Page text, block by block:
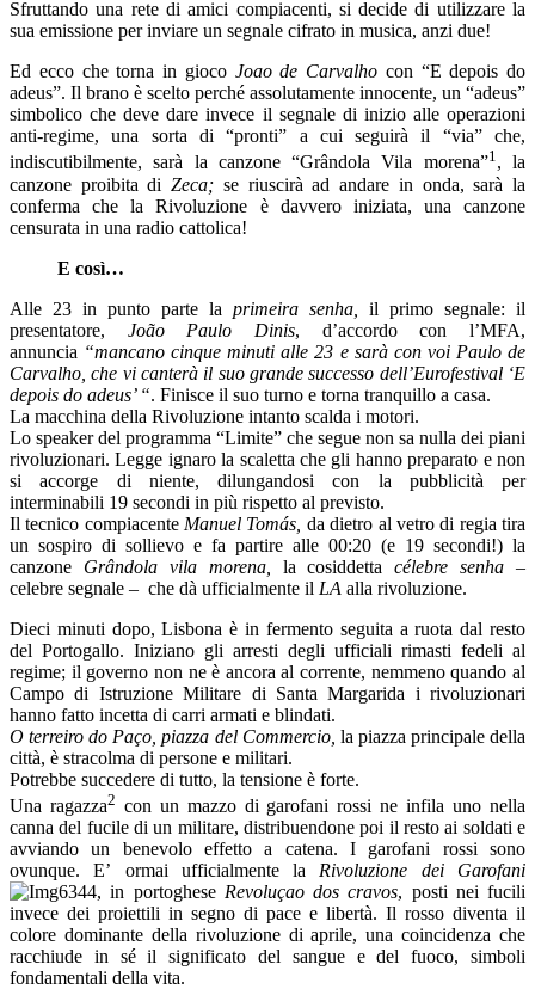
Sfruttando una rete di amici compiacenti, si decide di utilizzare la
sua emissione per inviare un segnale cifrato in musica, anzi due!
Ed ecco che torna in gioco Joao de Carvalho con “E depois do
adeus”. Il brano è scelto perché assolutamente innocente, un “adeus”
simbolico che deve dare invece il segnale di inizio alle operazioni
anti-regime, una sorta di “pronti” a cui seguirà il “via” che,
indiscutibilmente, sarà la canzone “Grândola Vila morena”1, la
canzone proibita diZeca; se riuscirà ad andare in onda, sarà la
conferma che la Rivoluzione è davvero iniziata, una canzone
censurata in una radio cattolica!
E così…
Alle 23 in punto parte la primeira senha, il primo segnale: il
presentatore, João Paulo Dinis, d’accordo con l’MFA,
annuncia “mancano cinque minuti alle 23 e sarà con voi Paulo de
Carvalho, che vi canterà il suo grande successo dell’Eurofestival ‘E
depois do adeus’ “. Finisce il suo turno e torna tranquillo a casa.
La macchina della Rivoluzione intanto scalda i motori.
Lo speaker del programma “Limite” che segue non sa nulla dei piani
rivoluzionari. Legge ignaro la scaletta che gli hanno preparato e non
si accorge di niente, dilungandosi con la pubblicità per
interminabili 19 secondi in più rispetto al previsto.
Il tecnico compiacente Manuel Tomás, da dietro al vetro di regia tira
un sospiro di sollievo e fa partire alle 00:20 (e 19 secondi!) la
canzone Grândola vila morena, la cosiddettacélebre senha –
celebre segnale – che dà ufficialmente il LA alla rivoluzione.
Dieci minuti dopo, Lisbona è in fermento seguita a ruota dal resto
del Portogallo. Iniziano gli arresti degli ufficiali rimasti fedeli al
regime; il governo non ne è ancora al corrente, nemmeno quando al
Campo di Istruzione Militare di Santa Margarida i rivoluzionari
hanno fatto incetta di carri armati e blindati.
O terreiro do Paço, piazza del Commercio, la piazza principale della
città, è stracolma di persone e militari.
Potrebbe succedere di tutto, la tensione è forte.
Una ragazza2 con un mazzo di garofani rossi ne infila uno nella
canna del fucile di un militare, distribuendone poi il resto ai soldati e
avviando un benevolo effetto a catena. I garofani rossi sono
ovunque. E’ ormai ufficialmente la Rivoluzione dei Garofani
, in portoghese Revoluçao dos cravos, posti nei fucili
invece dei proiettili in segno di pace e libertà. Il rosso diventa il
colore dominante della rivoluzione di aprile, una coincidenza che
racchiude in sé il significato del sangue e del fuoco, simboli
fondamentali della vita.